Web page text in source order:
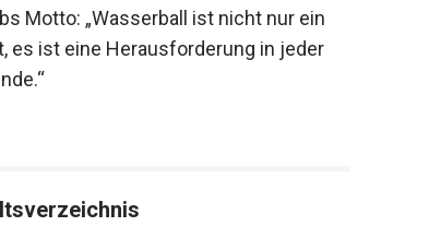
Motto: „Wasserball ist nicht nur ein
es ist eine Herausforderung in jeder